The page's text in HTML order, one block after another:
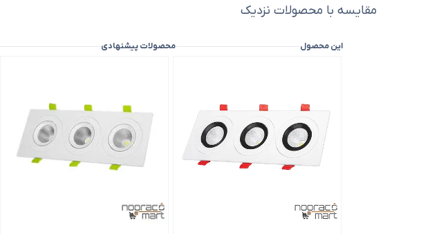
مقایسه با محصولات نزدیک
این محصول محصولات پیشنهادی